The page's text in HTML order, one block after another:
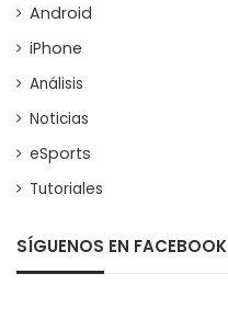
Android
iPhone
Análisis
Noticias
eSports
Tutoriales
SÍGUENOS EN FACEBOOK